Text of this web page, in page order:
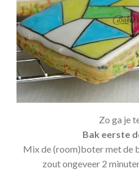
Zo ga je
Bak eerste
Mix de (room)boter met de
zout ongeveer 2